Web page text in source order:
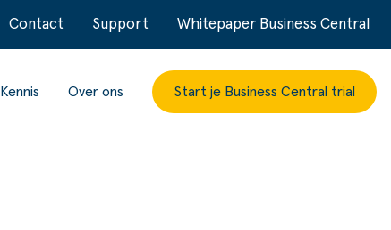
Contact Support Whitepaper Business Central
Kennis Over ons Start je Business Central trial